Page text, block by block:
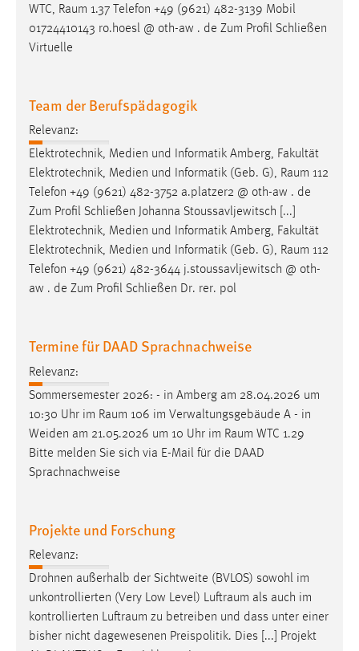
WTC, Raum 1.37 Telefon +49 (9621) 482-3139 Mobil
01724410143 ro.hoesl @ oth-aw . de Zum Profil Schließen
Virtuelle
Team der Berufspädagogik
Relevanz:
Elektrotechnik, Medien und Informatik Amberg, Fakultät
Elektrotechnik, Medien und Informatik (Geb. G), Raum 112
Telefon +49 (9621) 482-3752 a.platzer2 @ oth-aw . de
Zum Profil Schließen Johanna Stoussavljewitsch [...]
Elektrotechnik, Medien und Informatik Amberg, Fakultät
Elektrotechnik, Medien und Informatik (Geb. G), Raum 112
Telefon +49 (9621) 482-3644 j.stoussavljewitsch @ oth-
aw . de Zum Profil Schließen Dr. rer. pol
Termine für DAAD Sprachnachweise
Relevanz:
Sommersemester 2026: - in Amberg am 28.04.2026 um
10:30 Uhr im Raum 106 im Verwaltungsgebäude A - in
Weiden am 21.05.2026 um 10 Uhr im Raum WTC 1.29
Bitte melden Sie sich via E-Mail für die DAAD
Sprachnachweise
Projekte und Forschung
Relevanz:
Drohnen außerhalb der Sichtweite (BVLOS) sowohl im
unkontrollierten (Very Low Level) Luftraum als auch im
kontrollierten Luftraum zu betreiben und dass unter einer
bisher nicht dagewesenen Preispolitik. Dies [...] Projekt